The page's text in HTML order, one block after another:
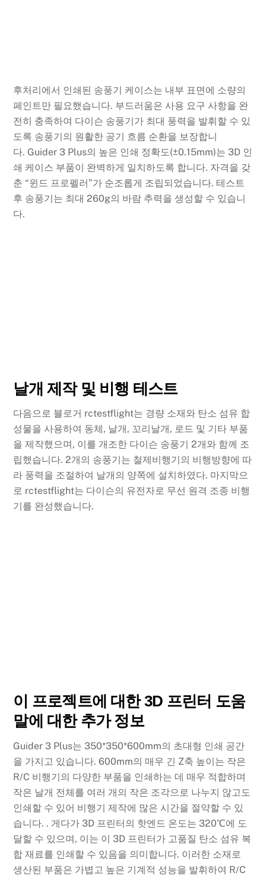
후처리에서 인쇄된 송풍기 케이스는 내부 표면에 소량의
페인트만 필요했습니다. 부드러움은 사용 요구 사항을 완
전히 충족하여 다이슨 송풍기가 최대 풍력을 발휘할 수 있
도록 송풍기의 원활한 공기 흐름 순환을 보장합니
다. Guider 3 Plus의 높은 인쇄 정확도(±0.15mm)는 3D 인
쇄 케이스 부품이 완벽하게 일치하도록 합니다. 자격을 갖
춘 “윈드 프로펠러”가 순조롭게 조립되었습니다. 테스트
후 송풍기는 최대 260g의 바람 추력을 생성할 수 있습니
다.
날개 제작 및 비행 테스트
다음으로 블로거 rctestflight는 경량 소재와 탄소 섬유 합
성물을 사용하여 동체, 날개, 꼬리날개, 로드 및 기타 부품
을 제작했으며, 이를 개조한 다이슨 송풍기 2개와 함께 조
립했습니다. 2개의 송풍기는 철제비행기의 비행방향에 따
라 풍력을 조절하여 날개의 양쪽에 설치하였다. 마지막으
로 rctestflight는 다이슨의 유전자로 무선 원격 조종 비행
기를 완성했습니다.
이 프로젝트에 대한 3D 프린터 도움
말에 대한 추가 정보
Guider 3 Plus는 350*350*600mm의 초대형 인쇄 공간
을 가지고 있습니다. 600mm의 매우 긴 Z축 높이는 작은
R/C 비행기의 다양한 부품을 인쇄하는 데 매우 적합하며
작은 날개 전체를 여러 개의 작은 조각으로 나누지 않고도
인쇄할 수 있어 비행기 제작에 많은 시간을 절약할 수 있
습니다. . 게다가 3D 프린터의 핫엔드 온도는 320℃에 도
달할 수 있으며, 이는 이 3D 프린터가 고품질 탄소 섬유 복
합 재료를 인쇄할 수 있음을 의미합니다. 이러한 소재로
생산된 부품은 가볍고 높은 기계적 성능을 발휘하여 R/C